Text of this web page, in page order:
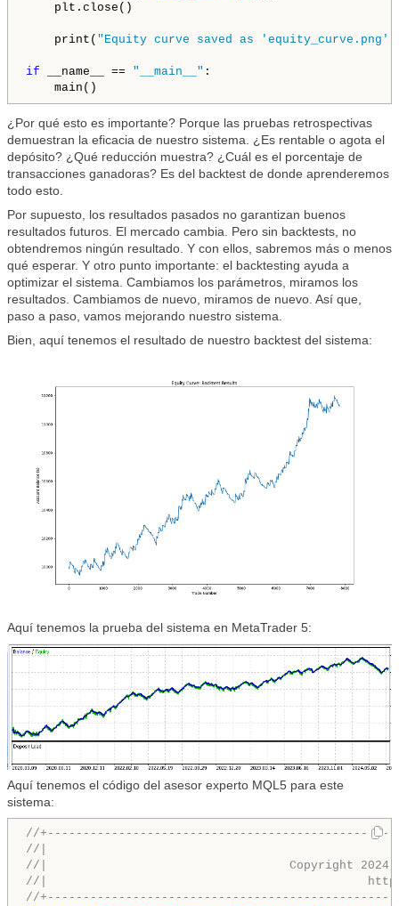
plt.close()
print( "Equity curve saved as
if __name__ == "__main__" :
main()
¿Por qué esto es importante? Porque las pruebas retrospectivas
demuestran la eficacia de nuestro sistema. ¿Es rentable o agota el
depósito? ¿Qué reducción muestra? ¿Cuál es el porcentaje de
transacciones ganadoras? Es del backtest de donde aprenderemos
todo esto.
Por supuesto, los resultados pasados no garantizan buenos
resultados futuros. El mercado cambia. Pero sin backtests, no
obtendremos ningún resultado. Y con ellos, sabremos más o menos
qué esperar. Y otro punto importante: el backtesting ayuda a
optimizar el sistema. Cambiamos los parámetros, miramos los
resultados. Cambiamos de nuevo, miramos de nuevo. Así que,
paso a paso, vamos mejorando nuestro sistema.
Bien, aquí tenemos el resultado de nuestro backtest del sistema:
Aquí tenemos la prueba del sistema en MetaTrader 5:
Aquí tenemos el código del asesor experto MQL5 para este
sistema:
//
//|
//|                                  Copyright
//|
//